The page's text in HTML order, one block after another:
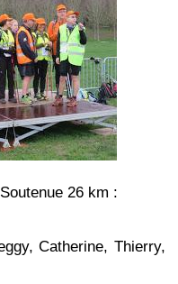
26 km :
Catherine, Thierry,